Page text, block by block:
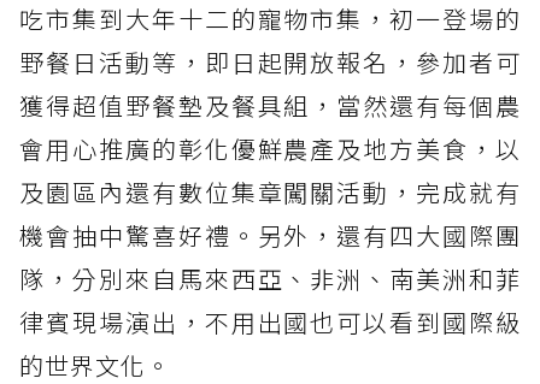
吃市集到大年十二的寵物市集，初一登場的
野餐日活動等，即日起開放報名，參加者可
獲得超值野餐墊及餐具組，當然還有每個農
會用心推廣的彰化優鮮農產及地方美食，以
及園區內還有數位集章闖關活動，完成就有
機會抽中驚喜好禮。另外，還有四大國際團
隊，分別來自馬來西亞、非洲、南美洲和菲
律賓現場演出，不用出國也可以看到國際級
的世界文化。